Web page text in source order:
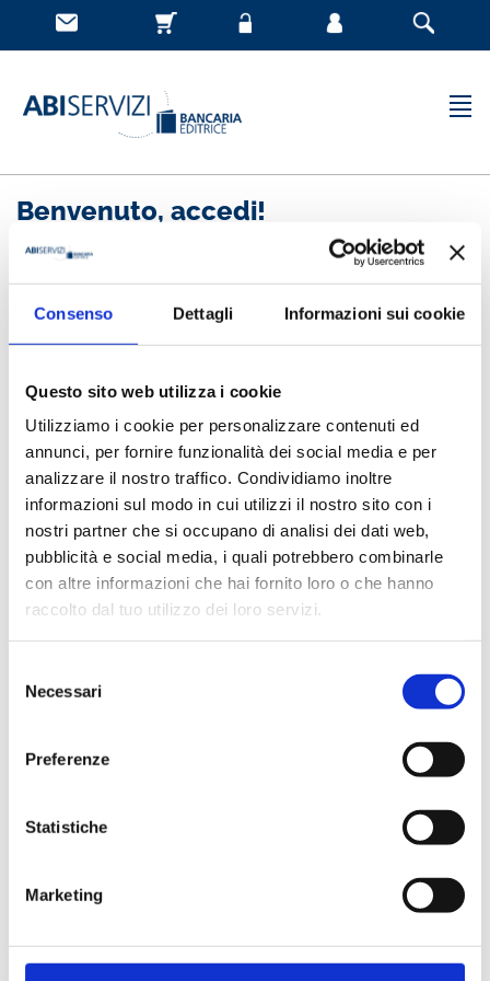
Consenso Dettagli Informazioni sui cookie
Questo sito web utilizza i cookie
Utilizziamo i cookie per personalizzare contenuti ed
annunci, per fornire funzionalità dei social media e per
analizzare il nostro traffico. Condividiamo inoltre
informazioni sul modo in cui utilizzi il nostro sito con i
nostri partner che si occupano di analisi dei dati web,
pubblicità e social media, i quali potrebbero combinarle
con altre informazioni che hai fornito loro o che hanno
raccolto dal tuo utilizzo dei loro servizi.
delNecessari
Preferenze
Statistiche
Marketing
Benvenuto, accedi!
la storia degli acquisti effettuati
Cliente già registrato